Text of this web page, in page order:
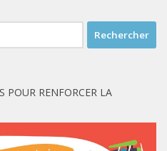
POUR RENFORCER LA